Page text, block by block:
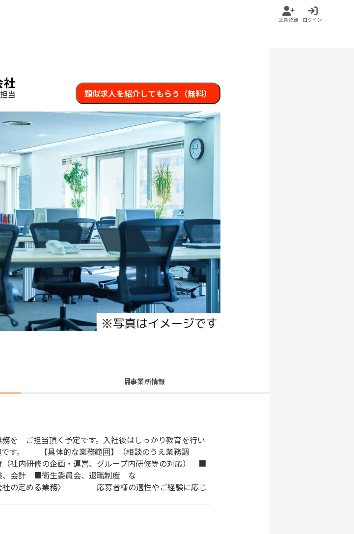
会員登録 ログイン
当 類似求人を紹介してもらう（無料）
事業所情報
を ご担当頂く予定です。入社後はしっかり教育を行い
す。 【具体的な業務範囲】（相談のうえ業務調
内研修の企画・運営、グループ内研修等の対応） ■
、会計 ■衛生委員会、退職制度 な
務〉 応募者様の適性やご経験に応じ